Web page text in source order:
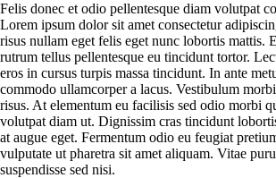
Felis donec et odio pellentesque diam volutpat
Lorem ipsum dolor sit amet consectetur
risus nullam eget felis eget nunc lobortis mattis.
rutrum tellus pellentesque eu tincidunt tortor.
eros in cursus turpis massa tincidunt. In ante
commodo ullamcorper a lacus. Vestibulum
risus. At elementum eu facilisis sed odio morbi
volutpat diam ut. Dignissim cras tincidunt
at augue eget. Fermentum odio eu feugiat
vulputate ut pharetra sit amet aliquam. Vitae
suspendisse sed nisi.